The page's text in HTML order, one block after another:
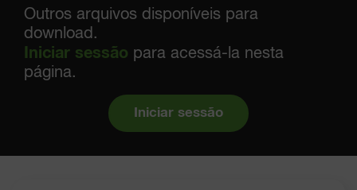
Outros arquivos disponíveis para
download.
Iniciar sessão para acessá-la nesta
página.
Iniciar sessão